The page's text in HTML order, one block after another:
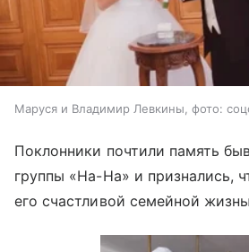
Маруся и Владимир Левкины, фото:
Поклонники почтили память
группы «На-На» и признались,
его счастливой семейной